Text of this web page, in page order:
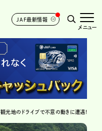
JAF最新情報
メニュー
観光地のドライブで不意の動きに遭遇!